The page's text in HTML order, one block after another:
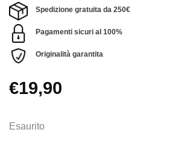
Spedizione gratuita da 250€
Pagamenti sicuri al 100%
Originalità garantita
€19,90
Esaurito